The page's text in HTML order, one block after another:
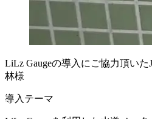
LiLz Gaugeの導入にご協力頂い
林様
導入テーマ